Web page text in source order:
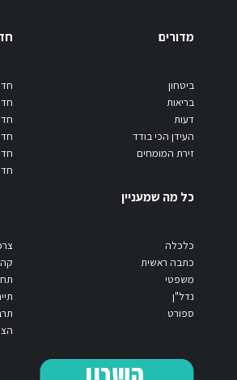
מדורים
ביטחון
בריאות
דעות
העידן הכי בודד
זירת המומחים
כל מה שמעניין
כלכלה
כתבה ראשית
משפטי
נדל"ן
ספורט